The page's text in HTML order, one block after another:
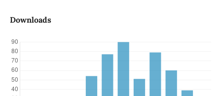
Downloads